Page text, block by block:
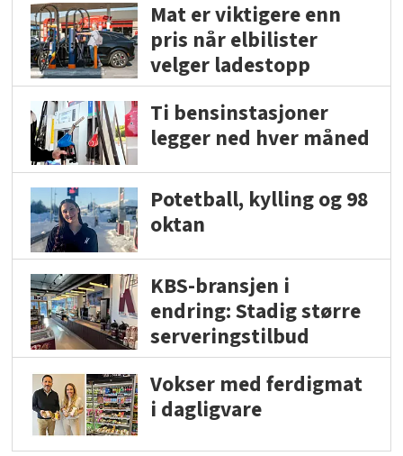
Mat er viktigere enn
pris når elbilister
velger ladestopp
Ti bensinstasjoner
legger ned hver måned
Potetball, kylling og 98
oktan
KBS-bransjen i
endring: Stadig større
serveringstilbud
Vokser med ferdigmat
i dagligvare